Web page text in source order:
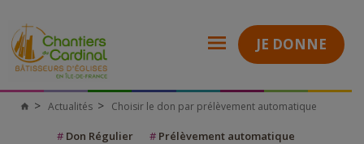
JE DONNE
Chantiers
Cardinal
Actualités Choisir le don par prélèvement automatique
# Don Régulier # Prélèvement automatique